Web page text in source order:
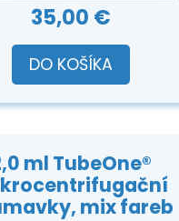
35,00 €
DO KOŠÍKA
ml TubeOne®
mix fareb